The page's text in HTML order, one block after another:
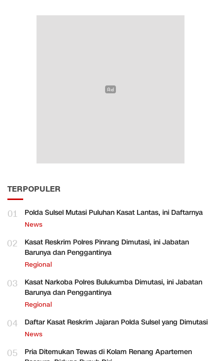
TERPOPULER
01 Polda Sulsel Mutasi Puluhan Kasat Lantas, ini Daftarnya
News
02
Kasat Reskrim Polres Pinrang Dimutasi, ini Jabatan
Barunya dan Penggantinya
Regional
03
Kasat Narkoba Polres Bulukumba Dimutasi, ini Jabatan
Barunya dan Penggantinya
Regional
04 Daftar Kasat Reskrim Jajaran Polda Sulsel yang Dimutasi
News
05
Pria Ditemukan Tewas di Kolam Renang Apartemen